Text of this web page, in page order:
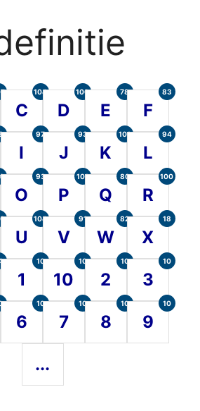
C
104
D
100
E
78
F
83
I
97
J
93
K
101
L
94
O
93
P
101
Q
80
R
100
U
104
V
91
W
82
X
18
1
10
10
10
2
10
3
10
6
10
7
10
8
10
9
10
...